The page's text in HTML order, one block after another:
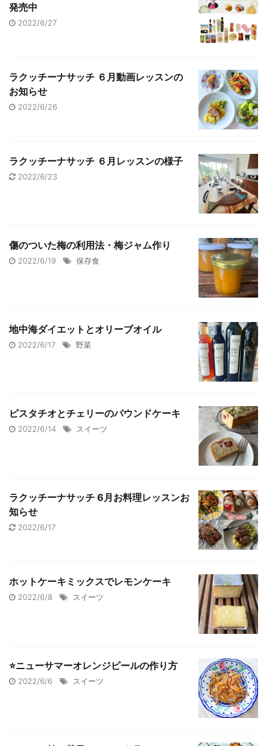
発売中
2022/6/27
ラクッチーナサッチ ６月動画レッスンの
お知らせ
2022/6/26
ラクッチーナサッチ ６月レッスンの様子
2022/6/23
傷のついた梅の利用法・梅ジャム作り
2022/6/19 保存食
地中海ダイエットとオリーブオイル
2022/6/17 野菜
ピスタチオとチェリーのパウンドケーキ
2022/6/14 スイーツ
ラクッチーナサッチ 6月お料理レッスンお
知らせ
2022/6/17
ホットケーキミックスでレモンケーキ
2022/6/8 スイーツ
⭐️ニューサマーオレンジピールの作り方
2022/6/6 スイーツ